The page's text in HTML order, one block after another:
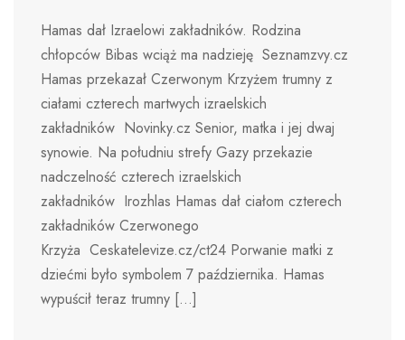
Hamas dał Izraelowi zakładników. Rodzina
chłopców Bibas wciąż ma nadzieję Seznamzvy.cz
Hamas przekazał Czerwonym Krzyżem trumny z
ciałami czterech martwych izraelskich
zakładników Novinky.cz Senior, matka i jej dwaj
synowie. Na południu strefy Gazy przekazie
nadczelność czterech izraelskich
zakładników Irozhlas Hamas dał ciałom czterech
zakładników Czerwonego
Krzyża Ceskatelevize.cz/ct24 Porwanie matki z
dziećmi było symbolem 7 października. Hamas
wypuścił teraz trumny […]